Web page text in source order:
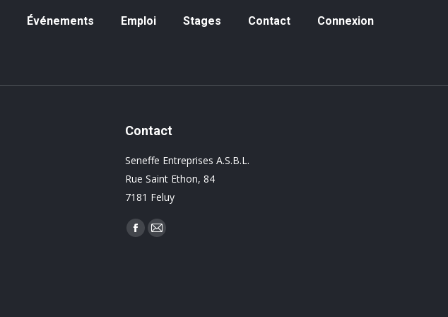
Événements Emploi Stages Contact Connexion
Contact
Seneffe Entreprises A.S.B.L.
Rue Saint Ethon, 84
7181 Feluy
Trouvez nous sur :
Facebook
Mail
Événements Emploi Stages Contact
Connexion